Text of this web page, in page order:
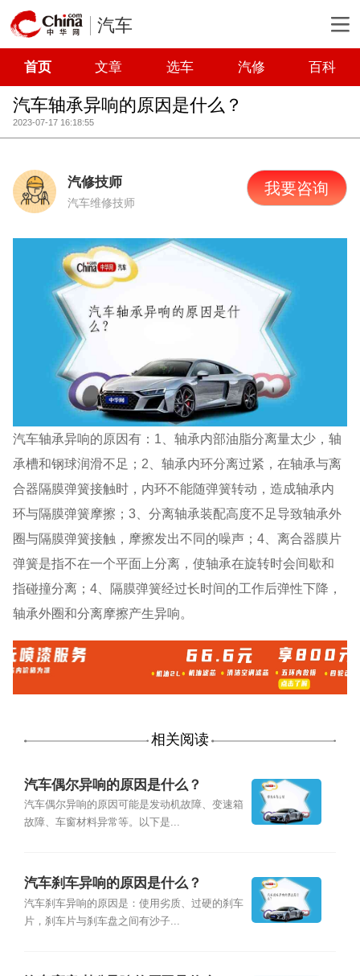
汽车
首页 文章 选车 汽修 百科
汽车轴承异响的原因是什么？
2023-07-17 16:18:55
汽修技师
汽车维修技师
我要咨询
汽车轴承异响的原因有：1、轴承内部油脂分离量太少，轴
承槽和钢球润滑不足；2、轴承内环分离过紧，在轴承与离
合器隔膜弹簧接触时，内环不能随弹簧转动，造成轴承内
环与隔膜弹簧摩擦；3、分离轴承装配高度不足导致轴承外
圈与隔膜弹簧接触，摩擦发出不同的噪声；4、离合器膜片
弹簧是指不在一个平面上分离，使轴承在旋转时会间歇和
指碰撞分离；4、隔膜弹簧经过长时间的工作后弹性下降，
轴承外圈和分离摩擦产生异响。
相关阅读
汽车偶尔异响的原因是什么？
汽车偶尔异响的原因可能是发动机故障、变速箱
故障、车窗材料异常等。以下是...
汽车刹车异响的原因是什么？
汽车刹车异响的原因是：使用劣质、过硬的刹车
片，刹车片与刹车盘之间有沙子...